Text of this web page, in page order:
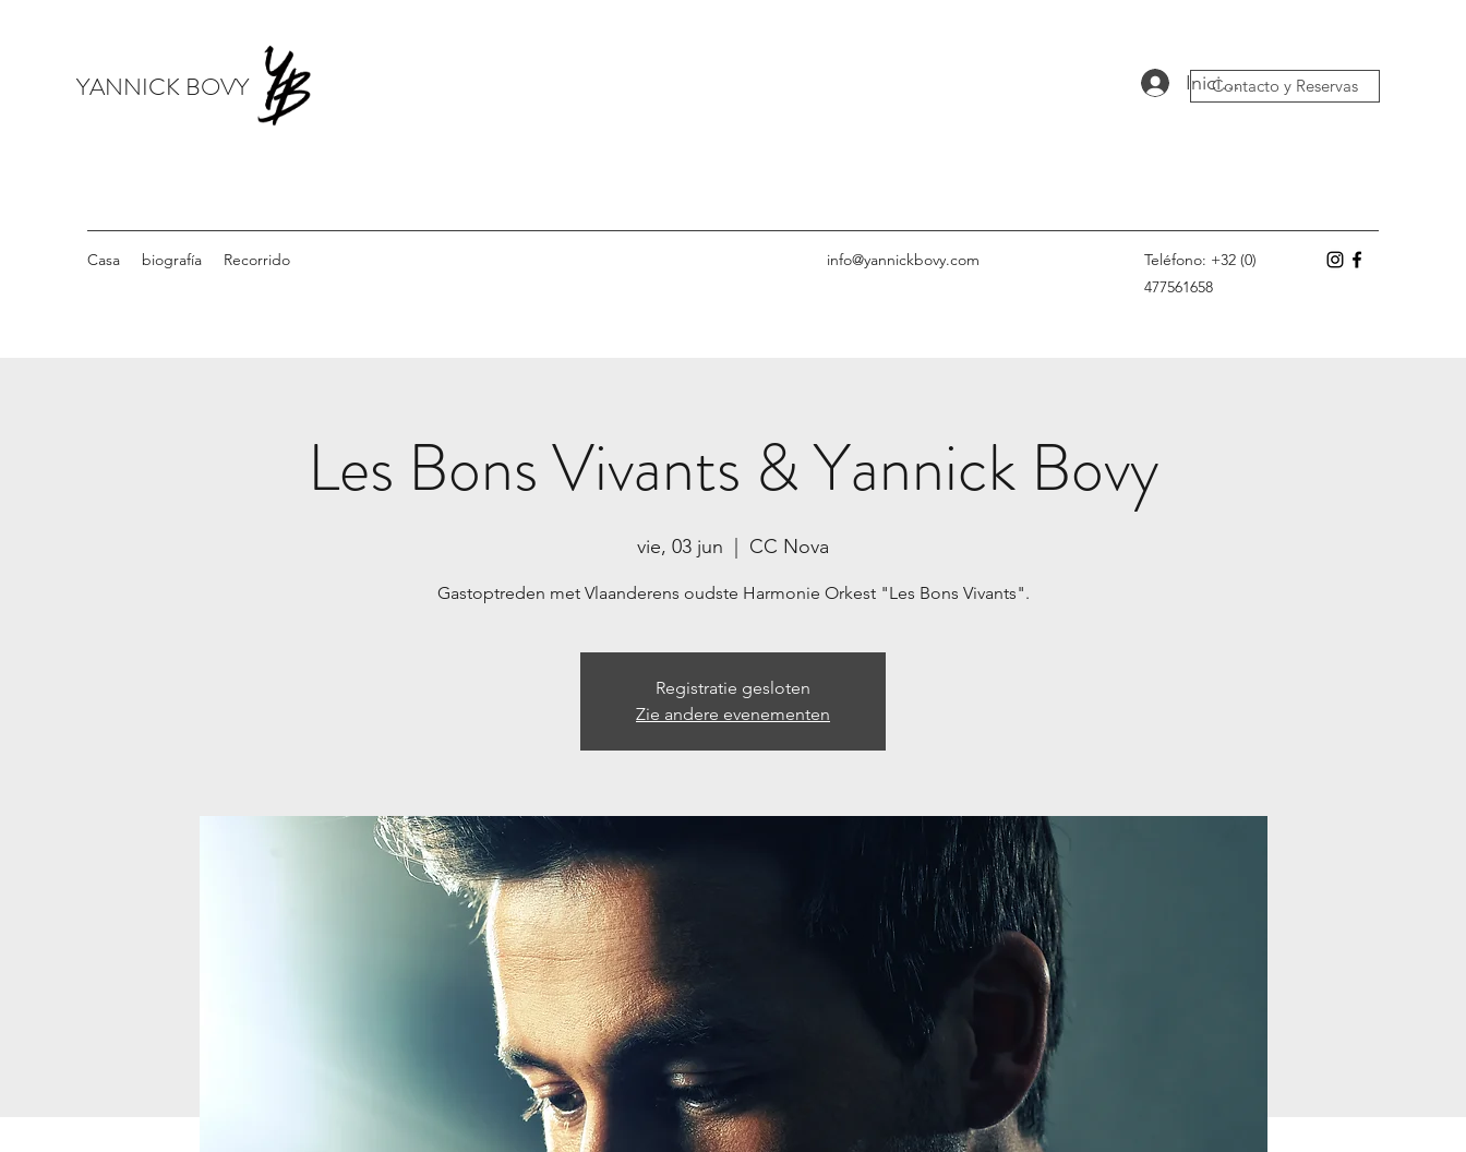
YANNICK BOVY Contacto y Reservas
Iniciar sesión
Casa biografía Recorrido info@yannickbovy.com
Teléfono: +32 (0)
477561658
Les Bons Vivants & Yannick Bovy
vie, 03 jun CC Nova
Gastoptreden met Vlaanderens oudste Harmonie Orkest "Les Bons Vivants".
Registratie gesloten
Zie andere evenementen